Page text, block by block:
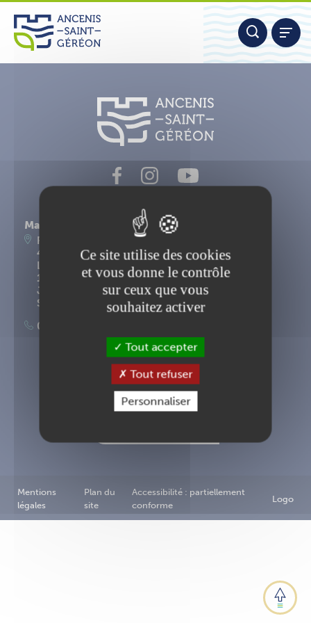
Aller
contenu
Nous contacter
Mairie d'Ancenis-Saint-Géréon
Place du Maréchal Foch
44156 Ancenis-Saint-Géréon
Lundi, mardi, mercredi, vendredi : 9h-12h30 et
14h-17h15
Jeudi : 9h-12h30
Samedi : 9h-12h
02 40 83 87 00
Inscription à la newsletter
Mentions
légales
Plan du
site
Accessibilité : partiellement
conforme
Logo
Panneau de gestion des cookies
Ce site utilise des cookies
et vous donne le contrôle
sur ceux que vous
souhaitez activer
Tout accepter
Tout refuser
Personnaliser